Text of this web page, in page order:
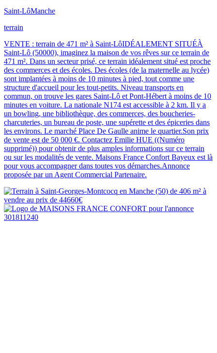
Saint-LôManche
terrain
VENTE : terrain de 471 m² à Saint-LôIDÉALEMENT SITUÉÀ
Saint-Lô (50000), imaginez la maison de vos rêves sur ce terrain de
471 m². Dans un secteur prisé, ce terrain idéalement situé est proche
des commerces et des écoles. Des écoles (de la maternelle au lycée)
sont implantées à moins de 10 minutes à pied, tout comme une
structure d'accueil pour les tout-petits. Niveau transports en
commun, on trouve les gares Saint-Lô et Pont-Hébert à moins de 10
minutes en voiture. La nationale N174 est accessible à 2 km. Il y a
un bowling, une bibliothèque, des commerces, des boucheries-
charcuteries, un bureau de poste, une supérette et des épiceries dans
les environs. Le marché Place De Gaulle anime le quartier.Son prix
de vente est de 50 000 €. Contactez Emilie HUE ((Numéro
supprimé)) pour obtenir de plus amples informations sur ce terrain
ou sur les modalités de vente. Maisons France Confort Bayeux est là
pour vous accompagner dans toutes vos démarches.Annonce
proposée par un Agent Commercial Partenaire.